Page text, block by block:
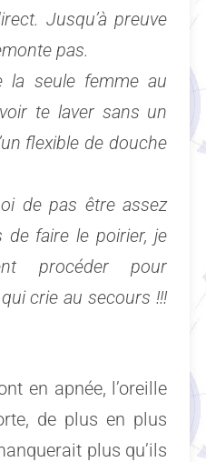
Jusqu’à preuve
pas.
seule femme au
te laver sans un
flexible de douche
de pas être assez
de faire le poirier, je
procéder pour
crie au secours !!!
en apnée, l’oreille
de plus en plus
plus qu’ils